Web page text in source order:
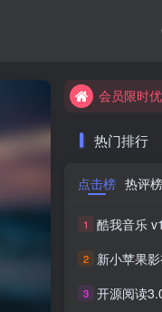
会员限时
会员限时
热门排行
点击榜 热评榜
1 酷我音乐 v12.1.8.2/极
2 新小苹果影
3 开源阅读3.0